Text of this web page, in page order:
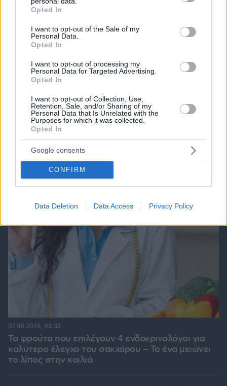
grant or deny consent to Google and its third-party tags to
use your data for below specified purposes in below Google
consent section.
Opted In
I want to opt-out of the Sale of my
Personal Data.
Opted In
I want to opt-out of processing my
Personal Data for Targeted Advertising.
Opted In
I want to opt-out of Collection, Use,
Retention, Sale, and/or Sharing of my
Personal Data that Is Unrelated with the
Purposes for which it was collected.
Opted In
Google consents
CONFIRM
Data Deletion Data Access Privacy Policy
Τα φρούτα που επιλέγουν 4 ενδοκρινολόγοι για
καλύτερο έλεγχο του σακχάρου – Το ένα μειώνει
το λίπος στην κοιλιά
07.08.2026, 08:32